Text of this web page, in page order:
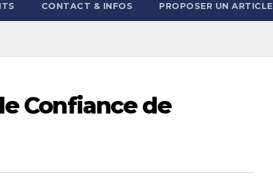
CONTACT & INFOS PROPOSER UN ARTICLE
Confiance de